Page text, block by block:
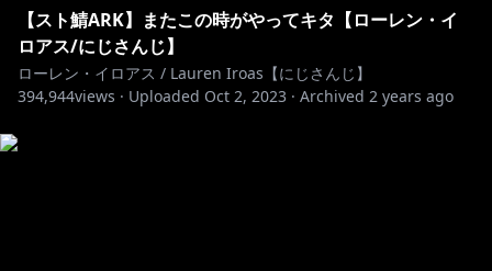
【スト鯖ARK】またこの時がやってキタ【ローレン・イ
ロアス/にじさんじ】
ローレン・イロアス / Lauren Iroas【にじさんじ】
394,944views · Uploaded Oct 2, 2023 · Archived 2 years ago